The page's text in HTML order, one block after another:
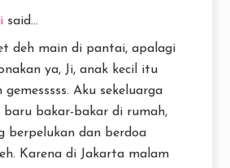
said...
deh main di pantai, apalagi
ya, Ji, anak kecil itu
gemesssss. Aku sekeluarga
bakar-bakar di rumah,
berpelukan dan berdoa
Karena di Jakarta malam